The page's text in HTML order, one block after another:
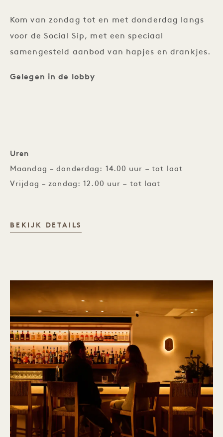
Kom van zondag tot en met donderdag langs
voor de Social Sip, met een speciaal
samengesteld aanbod van hapjes en drankjes.
Gelegen in de lobby
Uren
Maandag – donderdag: 14.00 uur – tot laat
Vrijdag – zondag: 12.00 uur – tot laat
BEKIJK DETAILS